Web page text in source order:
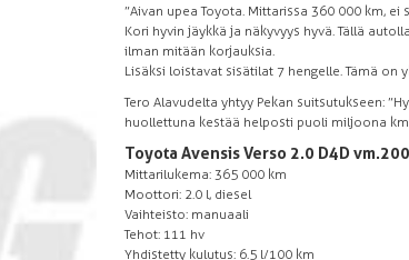
”Aivan upea Toyota. Mittarissa 360 000 km,
Kori hyvin jäykkä ja näkyvyys hyvä. Tällä
ilman mitään korjauksia.
Lisäksi loistavat sisätilat 7 hengelle. Tämä on
Tero Alavudelta yhtyy Pekan suitsutukseen:
huollettuna kestää helposti puoli miljoona
Toyota Avensis Verso 2.0 D4D
Mittarilukema: 365 000 km
Moottori: 2.0 l, diesel
Vaihteisto: manuaali
Tehot: 111 hv
Yhdistetty kulutus: 6.5 l/100 km